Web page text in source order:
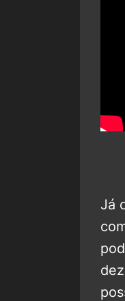
Já